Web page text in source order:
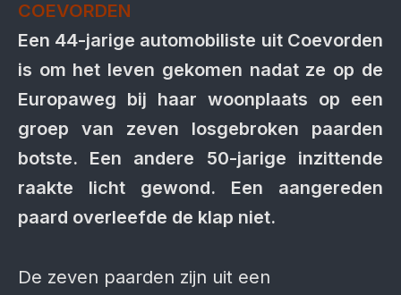
COEVORDEN
Een 44-jarige automobiliste uit Coevorden
is om het leven gekomen nadat ze op de
Europaweg bij haar woonplaats op een
groep van zeven losgebroken paarden
botste. Een andere 50-jarige inzittende
raakte licht gewond. Een aangereden
paard overleefde de klap niet.
De zeven paarden zijn uit een